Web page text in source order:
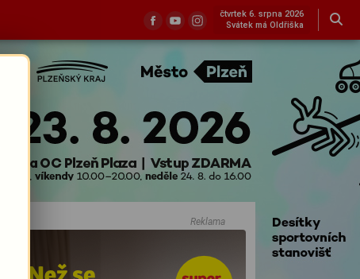
čtvrtek 6. srpna 2026
Svátek má Oldřiška
Reklama